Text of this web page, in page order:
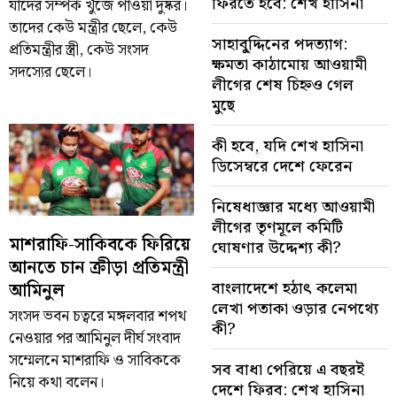
যাদের সম্পর্ক খুঁজে পাওয়া দুষ্কর।
তাদের কেউ মন্ত্রীর ছেলে, কেউ
প্রতিমন্ত্রীর স্ত্রী, কেউ সংসদ
সদস্যের ছেলে।
মাশরাফি-সাকিবকে ফিরিয়ে
আনতে চান ক্রীড়া প্রতিমন্ত্রী
আমিনুল
সংসদ ভবন চত্বরে মঙ্গলবার শপথ
নেওয়ার পর আমিনুল দীর্ঘ সংবাদ
সম্মেলনে মাশরাফি ও সাবিককে
নিয়ে কথা বলেন।
সাহাবু্দ্দিনের পদত্যাগ:
ক্ষমতা কাঠামোয় আওয়ামী
লীগের শেষ চিহ্নও গেল
মুছে
কী হবে, যদি শেখ হাসিনা
ডিসেম্বরে দেশে ফেরেন
নিষেধাজ্ঞার মধ্যে আওয়ামী
লীগের তৃণমূলে কমিটি
ঘোষণার উদ্দেশ্য কী?
বাংলাদেশে হঠাৎ কলেমা
লেখা পতাকা ওড়ার নেপথ্যে
কী?
সব বাধা পেরিয়ে এ বছরই
দেশে ফিরব: শেখ হাসিনা